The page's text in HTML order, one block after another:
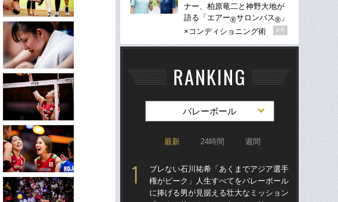
ナー、柏原竜二と神野大地が
語る「エアー®サロンパス® 」
×コンディショニング術
PR
RANKING
バレーボール
最新 24時間 週間
ブレない石川祐希「あくまでアジア選手
権がピーク」人生すべてをバレーボール
に捧げる男が見据える壮大なミッション